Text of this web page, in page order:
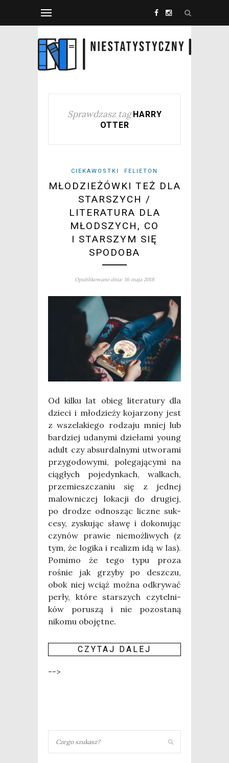
Sprawdzasz tag HARRY
OTTER
CIEKAWOSTKI FELIETON
MŁODZIEŻÓWKI TEŻ DLA
STARSZYCH /
LITERATURA DLA
MŁODSZYCH, CO
I STARSZYM SIĘ
SPODOBA
Opublikowano dnia: 16 maja 2018
Od kil­ku lat obieg lite­ra­tu­ry dla
dzie­ci i mło­dzie­ży koja­rzo­ny jest
z wsze­la­kie­go rodza­ju mniej lub
bar­dziej uda­ny­mi dzie­ła­mi young
adult czy absur­dal­ny­mi utwo­ra­mi
przy­go­do­wy­mi, pole­ga­ją­cy­mi na
cią­głych poje­dyn­kach, wal­kach,
prze­miesz­cza­niu się z jed­nej
malow­ni­czej loka­cji do dru­giej,
po dro­dze odno­sząc licz­ne suk­
ce­sy, zysku­jąc sła­wę i doko­nu­jąc
czy­nów pra­wie nie­moż­li­wych (z
tym, że logi­ka i realizm idą w las).
Pomi­mo że tego typu pro­za
rośnie jak grzy­by po desz­czu,
obok niej wciąż moż­na odkry­wać
per­ły, któ­re star­szych czy­tel­ni­
ków poru­szą i nie pozo­sta­ną
niko­mu obo­jęt­ne.
CZY­TAJ DALEJ
-->